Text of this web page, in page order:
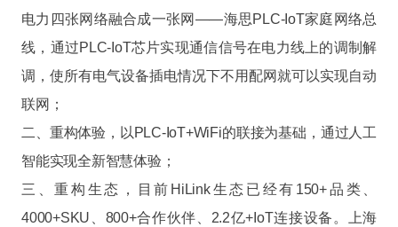
电力四张网络融合成一张网——海思PLC-IoT家庭网络总
线，通过PLC-IoT芯片实现通信信号在电力线上的调制解
调，使所有电气设备插电情况下不用配网就可以实现自动
联网；
二、重构体验，以PLC-IoT+WiFi的联接为基础，通过人工
智能实现全新智慧体验；
三、重构生态，目前HiLink生态已经有150+品类、
4000+SKU、800+合作伙伴、2.2亿+IoT连接设备。上海